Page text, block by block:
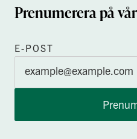
Prenumerera på
E-POST